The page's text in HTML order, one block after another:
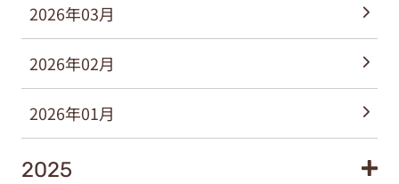
2026年03月
2026年02月
2026年01月
2025